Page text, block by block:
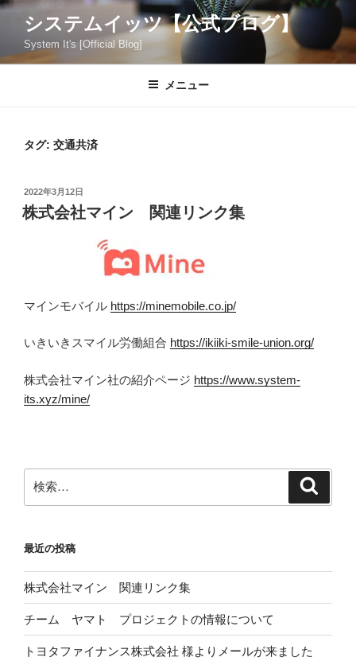
コ
ン
システムイッツ【公式ブログ】
System It's [Official Blog]
メニュー
タグ: 交通共済
投
稿
日:
2022年3月12日
株式会社マイン 関連リンク集
マインモバイル https://minemobile.co.jp/
いきいきスマイル労働組合 https://ikiiki-smile-union.org/
株式会社マイン社の紹介ページ https://www.system-
its.xyz/mine/
索:
最近の投稿
株式会社マイン 関連リンク集
チーム ヤマト プロジェクトの情報について
トヨタファイナンス株式会社 様よりメールが来ました